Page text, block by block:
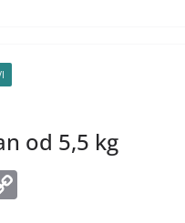
od 5,5 kg
o